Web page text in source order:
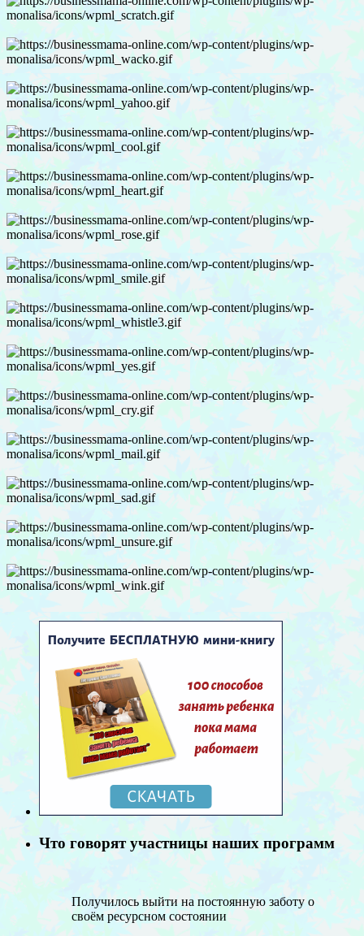
Что говорят участницы наших программ
Получилось выйти на постоянную заботу о
своём ресурсном состоянии